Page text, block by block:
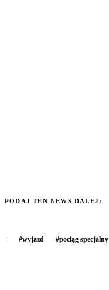
PODAJ TEN NEWS DALEJ:
#wyjazd #pociąg specjalny